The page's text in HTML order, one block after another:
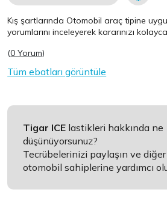
Kış şartlarında Otomobil araç tipine
yorumlarını inceleyerek kararınızı
(0 Yorum)
Tüm ebatları görüntüle
Tigar ICE lastikleri hakkında ne
düşünüyorsunuz?
Tecrübelerinizi paylaşın ve diğer
otomobil sahiplerine yardımcı